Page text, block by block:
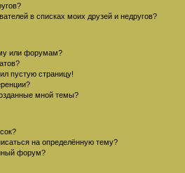
в списках моих друзей и недругов?
или форумам?
пустую страницу!
мной темы?
на определённую тему?
форум?